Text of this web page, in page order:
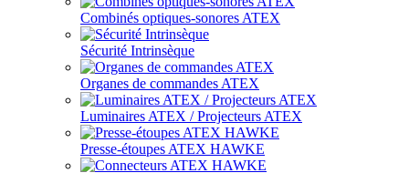
Combinés optiques-sonores ATEX
Sécurité Intrinsèque
Organes de commandes ATEX
Luminaires ATEX / Projecteurs ATEX
Presse-étoupes ATEX HAWKE